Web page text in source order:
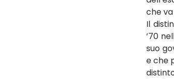
che
Il
’70
suo
e che